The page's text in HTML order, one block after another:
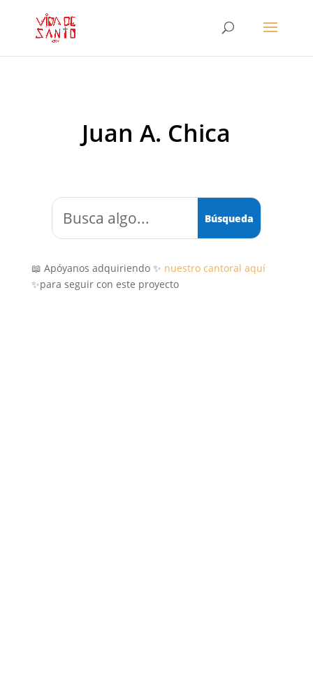
Juan A. Chica
📖 Apóyanos adquiriendo ✨ nuestro cantoral aquí
✨para seguir con este proyecto